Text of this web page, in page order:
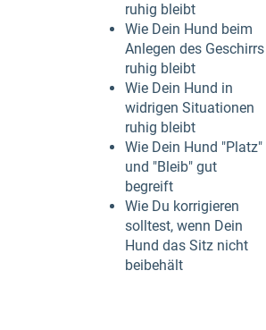
ruhig bleibt
Wie Dein Hund beim
Anlegen des Geschirrs
ruhig bleibt
Wie Dein Hund in
widrigen Situationen
ruhig bleibt
Wie Dein Hund "Platz"
und "Bleib" gut
begreift
Wie Du korrigieren
solltest, wenn Dein
Hund das Sitz nicht
beibehält